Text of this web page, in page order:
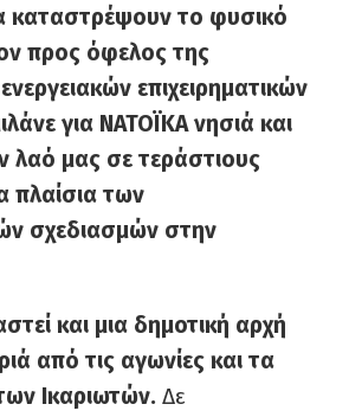
καταστρέψουν το φυσικό
προς όφελος της
επιχειρηματικών
για ΝΑΤΟΪΚΑ νησιά και
λαό μας σε τεράστιους
πλαίσια των
σχεδιασμών στην
και μια δημοτική αρχή
από τις αγωνίες και τα
Ικαριωτών. Δε